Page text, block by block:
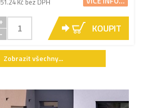
Kč bez DPH
-
KOUPIT
Zobrazit všechny...